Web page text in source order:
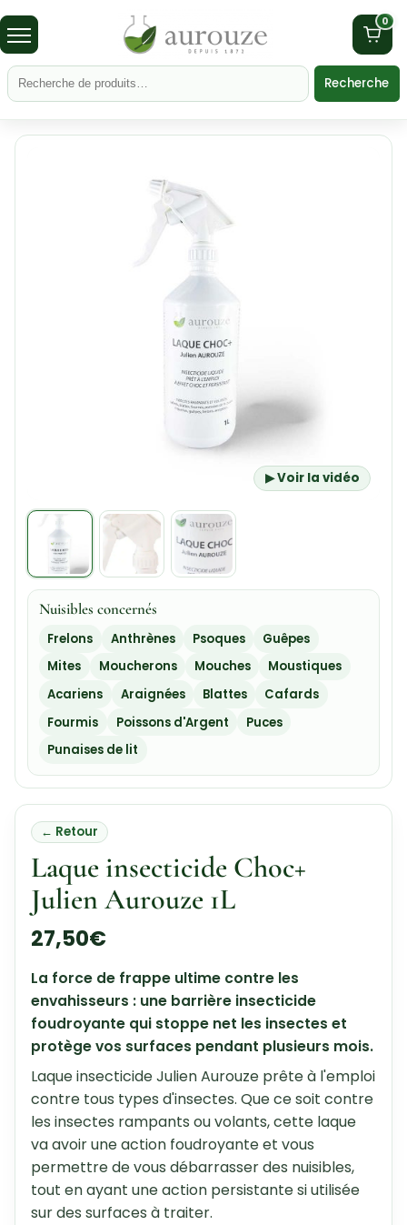
0
Recherche
▶ Voir la vidéo
Nuisibles concernés
Frelons Anthrènes Psoques
Guêpes
Mites
Moucherons Mouches
Moustiques
Acariens
Araignées Blattes
Cafards
Fourmis
Poissons d'Argent
Puces
Punaises de lit
← Retour
Laque insecticide Choc+
Julien Aurouze 1L
27,50€
La force de frappe ultime contre les
envahisseurs : une barrière insecticide
foudroyante qui stoppe net les insectes et
protège vos surfaces pendant plusieurs mois.
Laque insecticide Julien Aurouze prête à l'emploi
contre tous types d'insectes. Que ce soit contre
les insectes rampants ou volants, cette laque
va avoir une action foudroyante et vous
permettre de vous débarrasser des nuisibles,
tout en ayant une action persistante si utilisée
sur des surfaces à traiter.